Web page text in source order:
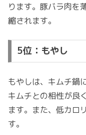
ります。豚バラ肉を
縮されます。
5位：もやし
もやしは、キムチ鍋
キムチとの相性が良
ます。また、低カロ
す。